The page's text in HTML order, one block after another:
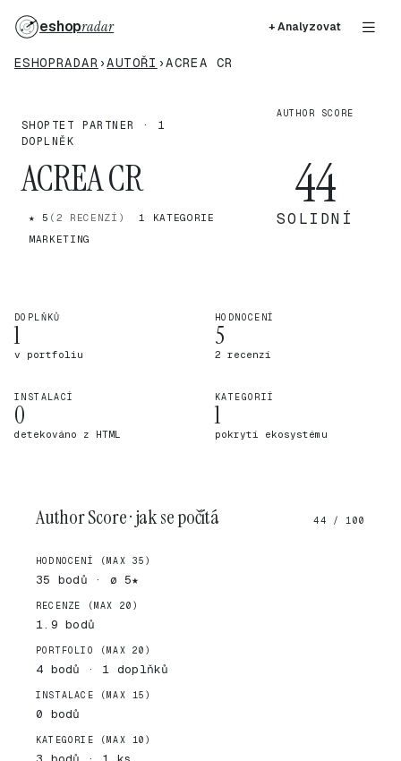
eshopradar + Analyzovat
ESHOPRADAR ›AUTOŘI ›ACREA CR
SHOPTET PARTNER · 1
DOPLNĚK
ACREA CR
★ 5 (2 RECENZÍ)
1 KATEGORIE
MARKETING
AUTHOR SCORE
44
SOLIDNÍ
DOPLŇKŮ
1
v portfoliu
HODNOCENÍ
5
2 recenzí
INSTALACÍ
0
detekováno z HTML
KATEGORIÍ
1
pokrytí ekosystému
Author Score · jak se počítá 44 / 100
HODNOCENÍ (MAX 35)
35 bodů · ø 5★
RECENZE (MAX 20)
1.9 bodů
PORTFOLIO (MAX 20)
4 bodů · 1 doplňků
INSTALACE (MAX 15)
0 bodů
KATEGORIE (MAX 10)